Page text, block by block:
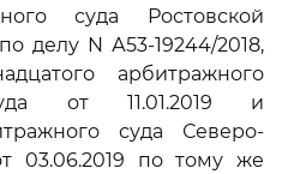
суда Ростовской
делу N А53-19244/2018,
арбитражного
от 11.01.2019 и
суда Северо-
03.06.2019 по тому же